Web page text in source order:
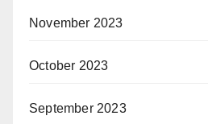
November 2023
October 2023
September 2023